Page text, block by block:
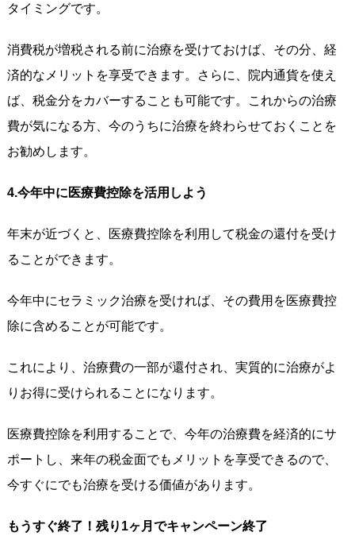
タイミングです。
消費税が増税される前に治療を受けておけば、その分、経
済的なメリットを享受できます。さらに、院内通貨を使え
ば、税金分をカバーすることも可能です。これからの治療
費が気になる方、今のうちに治療を終わらせておくことを
お勧めします。
4.今年中に医療費控除を活用しよう
年末が近づくと、医療費控除を利用して税金の還付を受け
ることができます。
今年中にセラミック治療を受ければ、その費用を医療費控
除に含めることが可能です。
これにより、治療費の一部が還付され、実質的に治療がよ
りお得に受けられることになります。
医療費控除を利用することで、今年の治療費を経済的にサ
ポートし、来年の税金面でもメリットを享受できるので、
今すぐにでも治療を受ける価値があります。
もうすぐ終了！残り1ヶ月でキャンペーン終了